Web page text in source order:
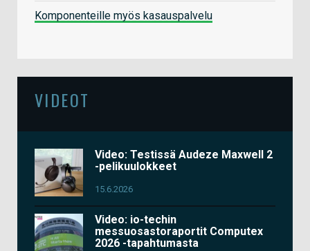
Komponenteille myös kasauspalvelu
VIDEOT
Video: Testissä Audeze Maxwell 2
-pelikuulokkeet
15.6.2026
Video: io-techin
messuosastoraportit Computex
2026 -tapahtumasta